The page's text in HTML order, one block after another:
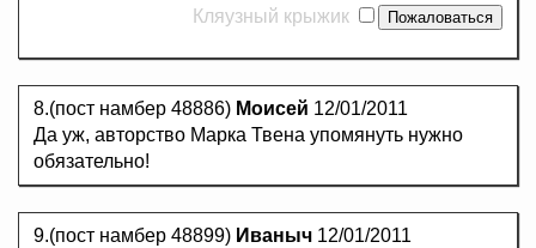
Кляузный крыжик
8.(пост намбер 48886) Моисей 12/01/2011
Да уж, авторство Марка Твена упомянуть нужно
обязательно!
9.(пост намбер 48899) Иваныч 12/01/2011